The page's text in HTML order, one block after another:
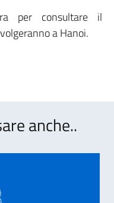
per consultare il
a Hanoi.
anche..